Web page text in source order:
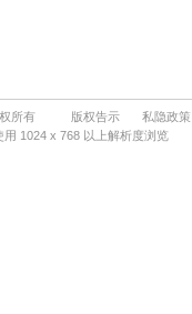
所有 版权告示 私隐政策
1024 x 768 以上解析度浏览